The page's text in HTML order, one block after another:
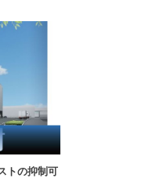
トの抑制可